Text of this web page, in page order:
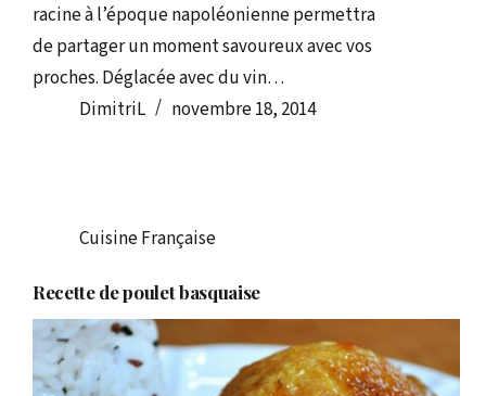
racine à l’époque napoléonienne permettra
de partager un moment savoureux avec vos
proches. Déglacée avec du vin…
DimitriL
novembre 18, 2014
Cuisine Française
Recette de poulet basquaise